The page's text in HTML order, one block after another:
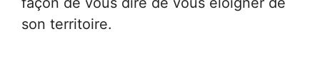
son territoire.